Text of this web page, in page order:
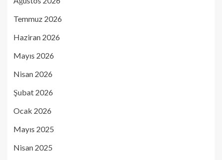
Temmuz 2026
Haziran 2026
Mayıs 2026
Nisan 2026
Şubat 2026
Ocak 2026
Mayıs 2025
Nisan 2025